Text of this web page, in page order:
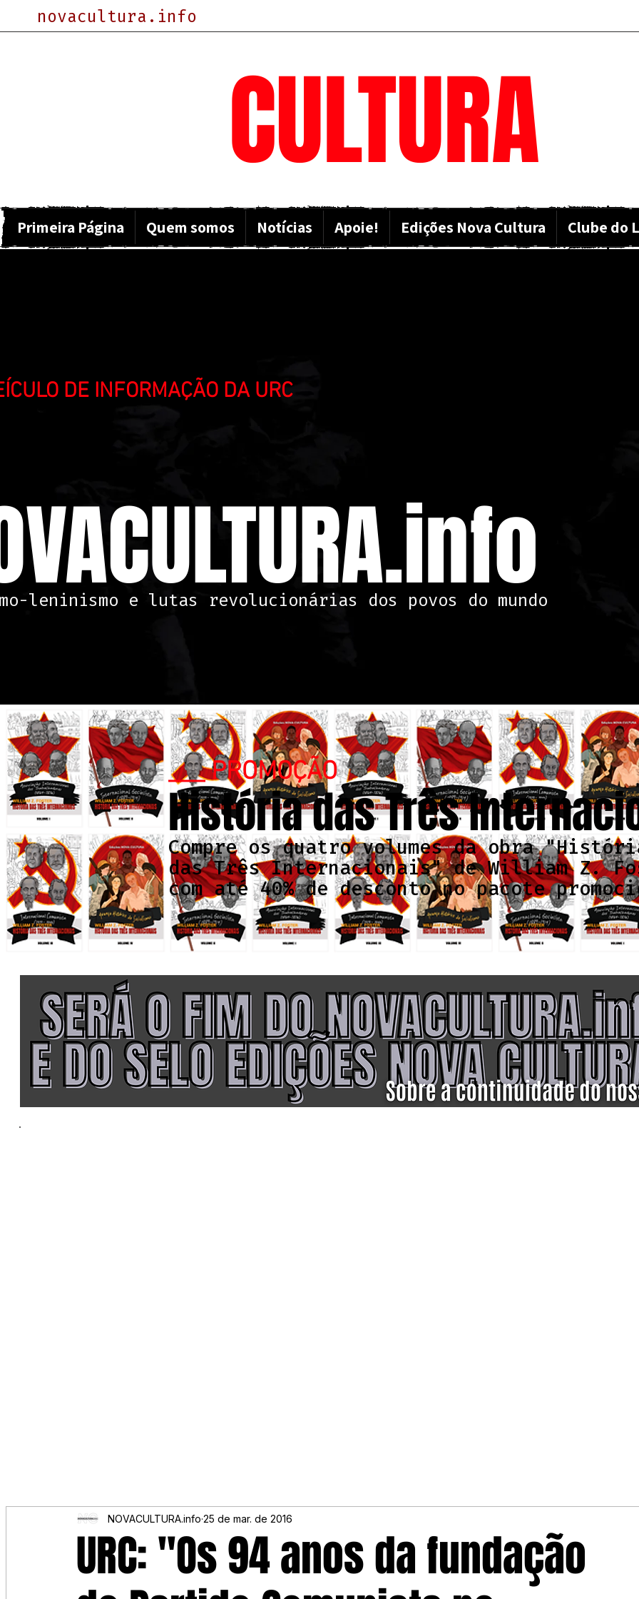
novacultura.info
CULTURA
Primeira Página Quem somos Notícias Apoie! Edições Nova Cultura Clube do
DE INFORMAÇÃO DA URC
leninismo e lutas revolucionárias dos povos do mundo
Compre os quatro volumes da obra
das Três Internacionais" de William Z.
com até 40% de desconto no pacote
___ PROMOÇÃO
História das Três
URC: "Os 94 anos da fundação
NOVACULTURA.info 25 de mar. de 2016